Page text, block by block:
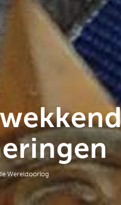
Wereldoorlog